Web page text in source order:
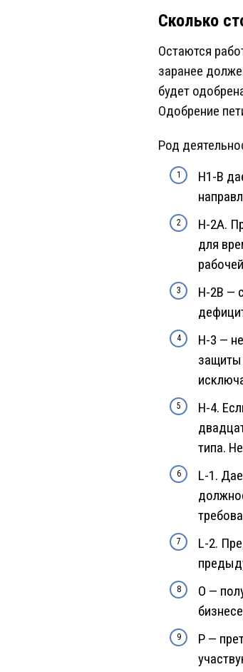
Сколько
Остаются
заранее
будет
Одобрение
Род
H1-B
H-2A.
для
H-2B —
H-3 —
защиты
H-4.
типа.
L-1.
L-2.
O —
P —